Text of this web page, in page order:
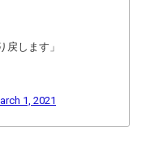
戻します」
1, 2021